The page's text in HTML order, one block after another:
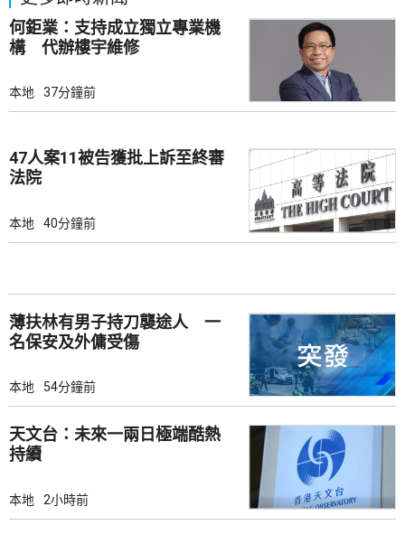
何鉅業：支持成立獨立專業機
構 代辦樓宇維修
本地 37分鐘前
47人案11被告獲批上訴至終審
法院
本地 40分鐘前
薄扶林有男子持刀襲途人 一
名保安及外傭受傷
本地 54分鐘前
天文台：未來一兩日極端酷熱
持續
本地 2小時前